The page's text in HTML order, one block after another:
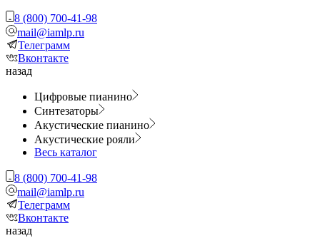
8 (800) 700-41-98
mail@iamlp.ru
Телеграмм
Вконтакте
назад
Цифровые пианино
Синтезаторы
Акустические пианино
Акустические рояли
Весь каталог
8 (800) 700-41-98
mail@iamlp.ru
Телеграмм
Вконтакте
назад